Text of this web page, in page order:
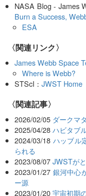
NASA Blog - James
Burn a Success,
ESA
〈関連リンク〉
James Webb Space
Where is Webb?
STScI：JWST Home
関連記事
2026/02/05 ダークマ
2025/04/28 ハビタブ
2024/03/18 ハッブル
られる
2023/08/07 JWSTが
2023/01/27 銀河中心
ー源
2023/01/20 宇宙初期